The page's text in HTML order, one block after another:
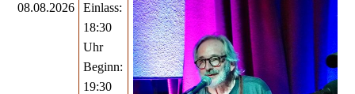
08.08.2026
Einlass:
18:30
Uhr
Beginn:
19:30